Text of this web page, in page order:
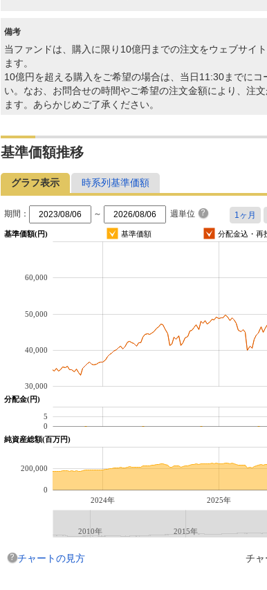
備考
当ファンドは、購入に限り10億円までの注文をウェブサイ
ます。
10億円を超える購入をご希望の場合は、当日11:30までにコ
い。なお、お問合せの時間やご希望の注文金額により、注
ます。あらかじめご了承ください。
基準価額推移
グラフ表示 時系列基準価額
期間： ～ 週単位
基準価額(円) 基準価額 分配金込・再
30,000
40,000
50,000
60,000
分配金(円)
0
5
純資産総額(百万円)
2024年 2025年
0
200,000
2010年 2015年
チャートの見方 チ